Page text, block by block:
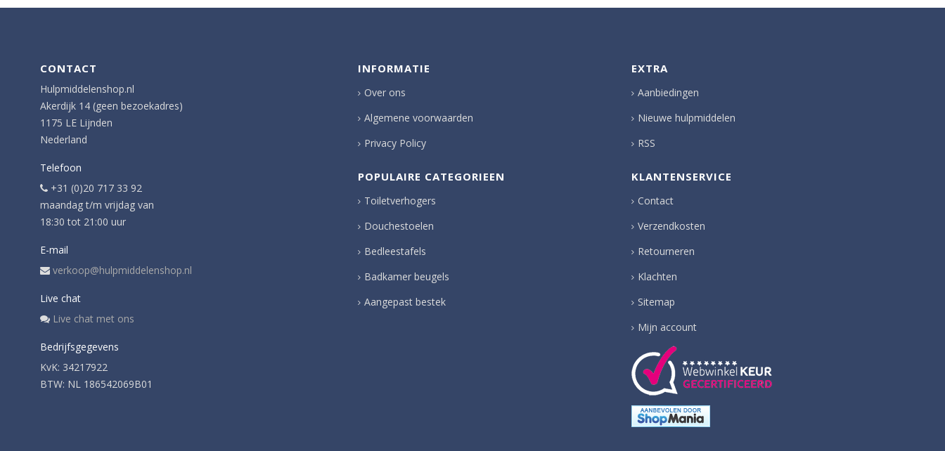
CONTACT
Hulpmiddelenshop.nl
Akerdijk 14 (geen bezoekadres)
1175 LE Lijnden
Nederland
Telefoon
+31 (0)20 717 33 92
maandag t/m vrijdag van
18:30 tot 21:00 uur
E-mail
verkoop@hulpmiddelenshop.nl
Live chat
Live chat met ons
Bedrijfsgegevens
KvK: 34217922
BTW: NL 186542069B01
EXTRA
Aanbiedingen
Nieuwe hulpmiddelen
RSS
KLANTENSERVICE
Contact
Verzendkosten
Retourneren
Klachten
Sitemap
Mijn account
INFORMATIE
Over ons
Algemene voorwaarden
Privacy Policy
POPULAIRE CATEGORIEEN
Toiletverhogers
Douchestoelen
Bedleestafels
Badkamer beugels
Aangepast bestek